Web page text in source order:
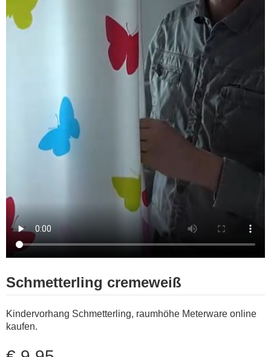
Schmetterling cremeweiß
Kindervorhang Schmetterling, raumhöhe Meterware online
kaufen.